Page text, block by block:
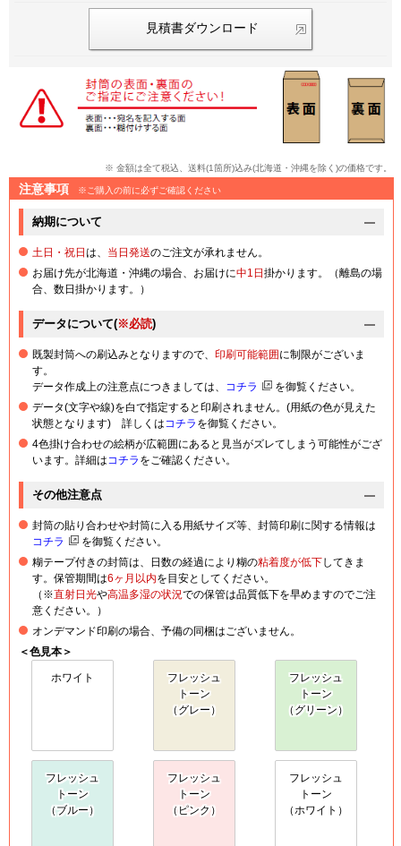
見積書ダウンロード
※ 金額は全て税込、送料(1箇所)込み(北海道・沖縄を除く)の価格です。
注意事項 ※ご購入の前に必ずご確認ください
納期について
土日・祝日は、 当日発送のご注文が承れません。
お届け先が北海道・沖縄の場合、お届けに中1日掛かります。（離島の場
合、数日掛かります。）
データについて(※必読)
既製封筒への刷込みとなりますので、 印刷可能範囲に制限がございま
す。
データ作成上の注意点につきましては、 コチラ
を御覧ください。
データ(文字や線)を白で指定すると印刷されません。(用紙の色が見えた
状態となります) 詳しくはコチラ を御覧ください。
4色掛け合わせの絵柄が広範囲にあると見当がズレてしまう可能性がござ
います。詳細はコチラ をご確認ください。
その他注意点
封筒の貼り合わせや封筒に入る用紙サイズ等、封筒印刷に関する情報は
コチラ
を御覧ください。
糊テープ付きの封筒は、日数の経過により糊の粘着度が低下してきま
す。保管期間は6ヶ月以内を目安としてください。
（※直射日光や高温多湿の状況での保管は品質低下を早めますのでご注
意ください。）
オンデマンド印刷の場合、予備の同梱はございません。
＜色見本＞
ホワイト
フレッシュ
トーン
（グレー）
フレッシュ
トーン
（グリーン）
フレッシュ
トーン
（ブルー）
フレッシュ
トーン
（ピンク）
フレッシュ
トーン
（ホワイト）